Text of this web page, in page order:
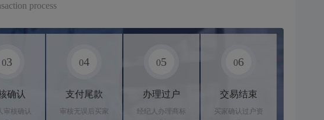
process
03
确认
审核确认
04
支付尾款
审核无误后买家
05
办理过户
经纪人办理商标
06
交易结束
买家确认过户资